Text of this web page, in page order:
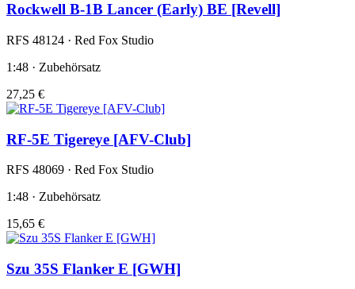
Rockwell B-1B Lancer (Early) BE [Revell]
RFS 48124 · Red Fox Studio
1:48 · Zubehörsatz
27,25 €
RF-5E Tigereye [AFV-Club]
RFS 48069 · Red Fox Studio
1:48 · Zubehörsatz
15,65 €
Szu 35S Flanker E [GWH]